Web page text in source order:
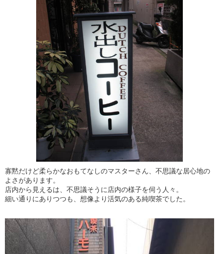
寡黙だけど柔らかなおもてなしのマスターさん、不思議な居心地の
よさがあります。
店内から見えるは、不思議そうに店内の様子を伺う人々。
細い通りにありつつも、想像より活気のある純喫茶でした。